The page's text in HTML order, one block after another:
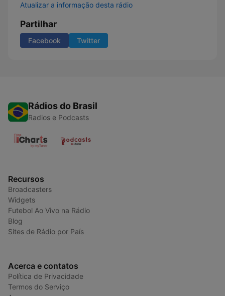
Atualizar a informação desta rádio
Partilhar
Facebook Twitter
Rádios do Brasil
Radios e Podcasts
Recursos
Broadcasters
Widgets
Futebol Ao Vivo na Rádio
Blog
Sites de Rádio por País
Acerca e contatos
Política de Privacidade
Termos do Serviço